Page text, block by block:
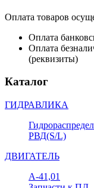
Оплата товаров
Оплата
Оплата
(реквизиты)
Каталог
ГИДРАВЛИКА
РВД(S/L)
ДВИГАТЕЛЬ
А-41,01